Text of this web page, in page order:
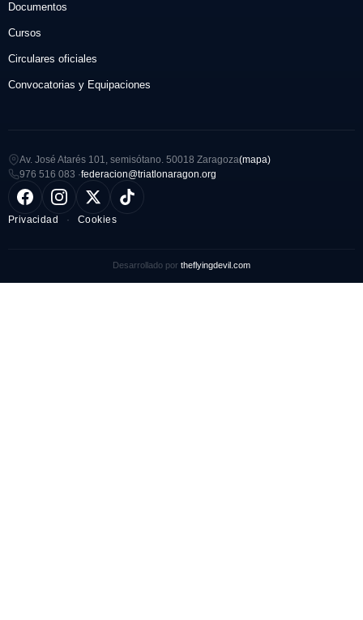
Documentos
Cursos
Circulares oficiales
Convocatorias y Equipaciones
Av. José Atarés 101, semisótano. 50018 Zaragoza(mapa)
976 516 083 ·federacion@triatlonaragon.org
Privacidad · Cookies
Desarrollado por theflyingdevil.com